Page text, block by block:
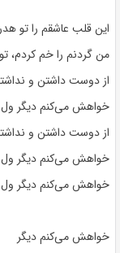
این قلب عاشقم را تو
من گردنم را خم کردم،
از دوست داشتن و
خواهش می‌کنم دیگر ول
از دوست داشتن و
خواهش می‌کنم دیگر ول
خواهش می‌کنم دیگر ول
خواهش می‌کنم دیگر